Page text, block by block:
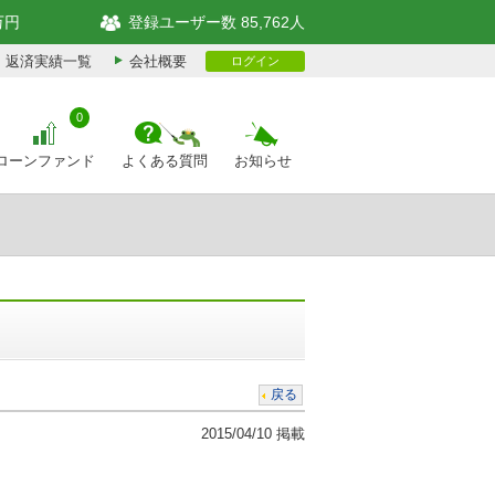
円 登録ユーザー数 85,762人
返済実績一覧 会社概要 ログイン
ーンファンド
0
よくある質問 お知らせ
戻る
2015/04/10 掲載